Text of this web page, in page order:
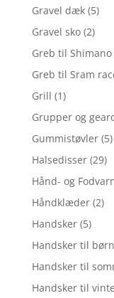
Gravel dæk (5)
Gravel sko (2)
Greb til Shimano
Greb til Sram
Grill (1)
Grupper og
Gummistøvler (5)
Halsedisser (29)
Hånd- og
Håndklæder (2)
Handsker (5)
Handsker til børn
Handsker til
Handsker til